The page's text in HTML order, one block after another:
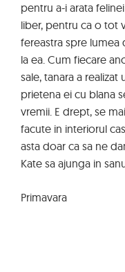
pentru a-i arata
liber, pentru ca o tot
fereastra spre lumea
la ea. Cum fiecare
sale, tanara a
prietena ei cu blana
vremii. E drept, se
facute in interiorul
asta doar ca sa ne
Kate sa ajunga in
Primavara